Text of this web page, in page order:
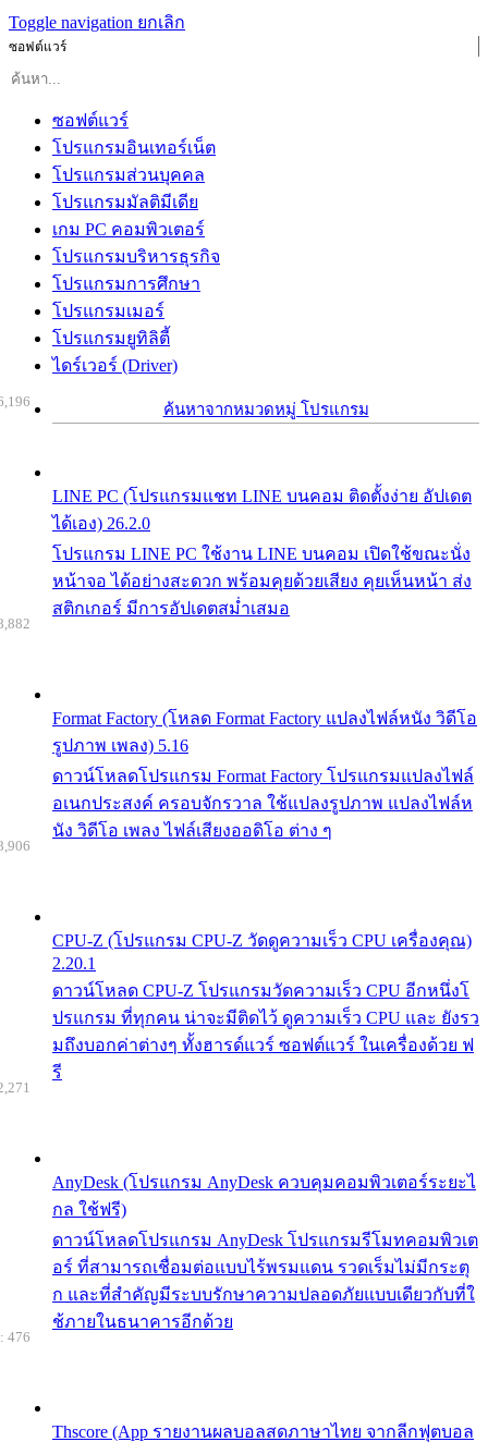
Toggle navigation ยกเลิก
ซอฟต์แวร์
ซอฟต์แวร์
โปรแกรมอินเทอร์เน็ต
โปรแกรมส่วนบุคคล
โปรแกรมมัลติมีเดีย
เกม PC คอมพิวเตอร์
โปรแกรมบริหารธุรกิจ
โปรแกรมการศึกษา
โปรแกรมเมอร์
โปรแกรมยูทิลิตี้
ไดร์เวอร์ (Driver)
ค้นหาจากหมวดหมู่ โปรแกรม
LINE PC (โปรแกรมแชท LINE บนคอม ติดตั้งง่าย อัปเดต
ได้เอง) 26.2.0
โปรแกรม LINE PC ใช้งาน LINE บนคอม เปิดใช้ขณะนั่ง
หน้าจอ ได้อย่างสะดวก พร้อมคุยด้วยเสียง คุยเห็นหน้า ส่ง
สติกเกอร์ มีการอัปเดตสม่ำเสมอ
Format Factory (โหลด Format Factory แปลงไฟล์หนัง วิดีโอ
รูปภาพ เพลง) 5.16
ดาวน์โหลดโปรแกรม Format Factory โปรแกรมแปลงไฟล์
อเนกประสงค์ ครอบจักรวาล ใช้แปลงรูปภาพ แปลงไฟล์ห
นัง วิดีโอ เพลง ไฟล์เสียงออดิโอ ต่าง ๆ
CPU-Z (โปรแกรม CPU-Z วัดดูความเร็ว CPU เครื่องคุณ)
2.20.1
ดาวน์โหลด CPU-Z โปรแกรมวัดความเร็ว CPU อีกหนึ่งโ
ปรแกรม ที่ทุกคน น่าจะมีติดไว้ ดูความเร็ว CPU และ ยังรว
มถึงบอกค่าต่างๆ ทั้งฮารด์แวร์ ซอฟต์แวร์ ในเครื่องด้วย ฟ
รี
AnyDesk (โปรแกรม AnyDesk ควบคุมคอมพิวเตอร์ระยะไ
กล ใช้ฟรี)
ดาวน์โหลดโปรแกรม AnyDesk โปรแกรมรีโมทคอมพิวเต
อร์ ที่สามารถเชื่อมต่อแบบไร้พรมแดน รวดเร็มไม่มีกระตุ
ก และที่สำคัญมีระบบรักษาความปลอดภัยแบบเดียวกับที่ใ
ช้ภายในธนาคารอีกด้วย
Thscore (App รายงานผลบอลสดภาษาไทย จากลีกฟุตบอล
476